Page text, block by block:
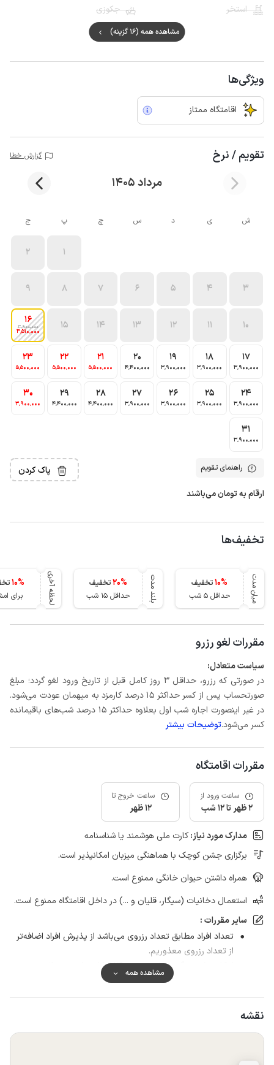
استخر
جکوزی
مشاهده همه (16 گزینه)
ویژگی‌ها
اقامتگاه ممتاز
تقویم / نرخ گزارش خطا
مرداد 1405
ش ی د س چ پ ج
1
2
3
4
5
6
7
8
9
10
11
12
13
14
15
16
3٬900٬000
3٬510٬000
17
3٬900٬000
18
3٬900٬000
19
3٬900٬000
20
4٬400٬000
21
5٬500٬000
22
5٬500٬000
23
5٬500٬000
24
3٬900٬000
25
3٬900٬000
26
3٬900٬000
27
3٬900٬000
28
4٬400٬000
29
4٬400٬000
30
3٬900٬000
31
3٬900٬000
راهنمای تقویم پاک کردن
ارقام به تومان می‌باشند
تخفیف‌ها
میان مدت 10%
تخفیف
حداقل 5 شب
بلند مدت 20%
تخفیف
حداقل 15 شب
لحظه آخری 10%
برای
مقررات لغو رزرو
سیاست متعادل:
در صورتی که رزرو، حداقل 3 روز کامل قبل از تاریخ ورود لغو گردد؛ مبلغ
صورتحساب پس از کسر حداکثر 15 درصد کارمزد به میهمان عودت می‌شود.
در غیر اینصورت اجاره شب اول بعلاوه حداکثر 15 درصد شب‌های باقیمانده
کسر می‌شود.توضیحات بیشتر
مقررات اقامتگاه
ساعت ورود از
2 ظهر تا 12 شب
ساعت خروج تا
12 ظهر
مدارک مورد نیاز:کارت ملی هوشمند یا شناسنامه
برگزاری جشن کوچک با هماهنگی میزبان امکانپذیر است.
همراه داشتن حیوان خانگی ممنوع است.
استعمال دخانیات (سیگار، قلیان و ...) در داخل اقامتگاه ممنوع است.
سایر مقررات :
تعداد افراد مطابق تعداد رزروی می‌باشد از پذیرش افراد اضافه‌تر
از تعداد رزروی معذوریم.
امکان پذیرش گروه های مجردی آقا امکان پذیر نمی‌باشد.
اقامتگاه قبل از ورود میهمان بطور کامل نظافت خواهد شد و تمیز
تحویل داده می‌شود و تمیز تحویل گرفته می‌شود.
مشاهده همه
نقشه